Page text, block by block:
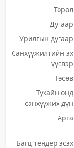
Төрөл
Дугаар
Урилгын дугаар
Санхүүжилтийн эх
үүсвэр
Төсөв
Тухайн онд
санхүүжих дүн
Арга
Багц тендер эсэх